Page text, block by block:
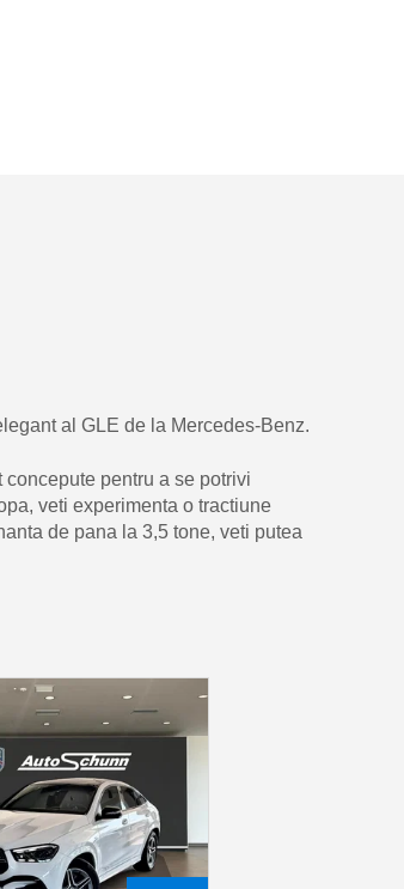
al GLE de la Mercedes-Benz.
pentru a se potrivi
veti experimenta o tractiune
de pana la 3,5 tone, veti putea